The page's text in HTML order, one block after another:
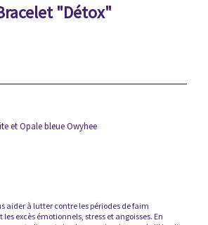
"Détox"
et Opale bleue Owyhee
aider à lutter contre les périodes de faim
excès émotionnels, stress et angoisses. En